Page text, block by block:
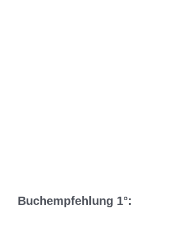
Buchempfehlung 1°: